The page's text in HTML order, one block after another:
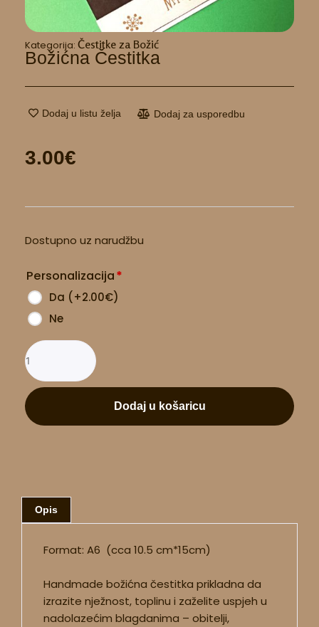
Kategorija: Čestitke za Božić
Božićna Čestitka
Dodaj u listu želja Dodaj za usporedbu
3.00€
Dostupno uz narudžbu
Personalizacija*
Da (+2.00€)
Ne
čestitka
Dodaj u košaricu
Opis
Format: A6 (cca 10.5 cm*15cm)
Handmade božićna čestitka prikladna da
izrazite nježnost, toplinu i zaželite uspjeh u
nadolazećim blagdanima – obitelji,